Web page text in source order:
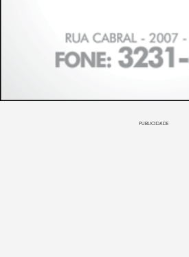
PUBLICIDADE